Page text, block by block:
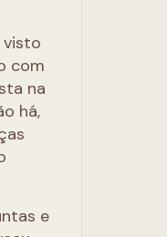
visto
com
na
há,
e